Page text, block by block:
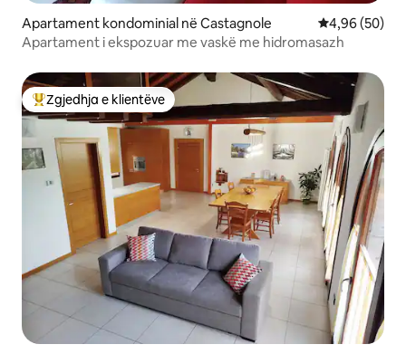
Apartament kondominial në Castagnole Vlerësimi
4,96 (50)
Apartament i ekspozuar me vaskë me hidromasazh
Më të mirat e zgjedhjeve të klientëve
Zgjedhja e klientëve